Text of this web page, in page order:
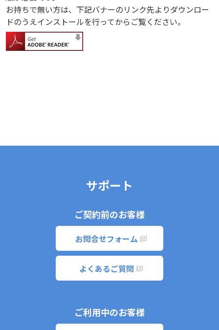
お持ちで無い方は、下記バナーのリンク先よりダウンロー
ドのうえインストールを行ってからご覧ください。
サポート
ご契約前のお客様
お問合せフォーム
よくあるご質問
ご利用中のお客様